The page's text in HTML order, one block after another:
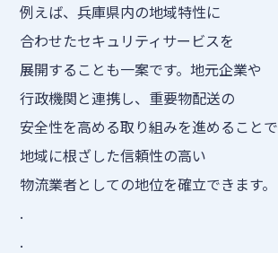
例えば、兵庫県内の地域特性に
合わせたセキュリティサービスを
展開することも一案です。地元企業や
行政機関と連携し、重要物配送の
安全性を高める取り組みを進めることで
地域に根ざした信頼性の高い
物流業者としての地位を確立できます。
.
.